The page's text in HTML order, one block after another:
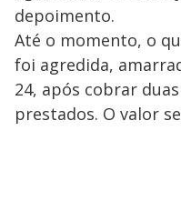
depoimento.
Até o momento, o
foi agredida,
24, após cobrar
prestados. O valor